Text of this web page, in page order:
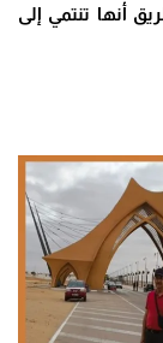
أنها تنتمي إلى